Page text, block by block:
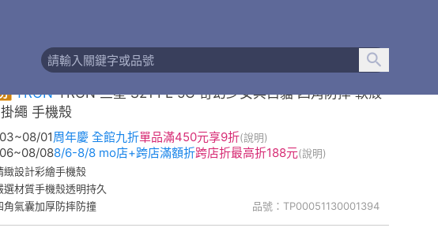
繪掛繩手機殼
TRON TRON 三星 S21 FE 5G 奇幻少女與白貓 四角防摔 軟殼
繩 手機殼
01周年慶 全館九折單品滿450元享9折(說明)
088/6-8/8 mo店+跨店滿額折跨店折最高折188元(說明)
品號：TP00051130001394
緻設計彩繪手機殼
選材質手機殼透明持久
角氣囊加厚防摔防撞